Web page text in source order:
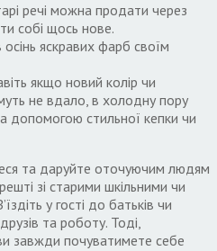
речі можна продати через
собі щось нове.
яскравих фарб своїм
якщо новий колір чи
не вдало, в холодну пору
допомогою стильної кепки чи
та даруйте оточуючим людям
зі старими шкільними чи
у гості до батьків чи
та роботу. Тоді,
завжди почуватимете себе